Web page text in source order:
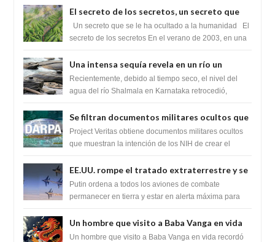
El secreto de los secretos, un secreto que
cambiaría por completo el destino de la
humanidad
Un secreto que se le ha ocultado a la humanidad El
secreto de los secretos En el verano de 2003, en una
Una intensa sequía revela en un río un
impresionante hallazgo de miles de Shiva
Lingas
Recientemente, debido al tiempo seco, el nivel del
agua del río Shalmala en Karnataka retrocedió,
Se filtran documentos militares ocultos que
muestran la intención de los NIH de crear el
SARS-CoV-2, utilizando la investigación de
Project Veritas obtiene documentos militares ocultos
que muestran la intención de los NIH de crear el
EE.UU. rompe el tratado extraterrestre y se
prepara para destruir el misterioso satélite
"Caballero Negro"
Putin ordena a todos los aviones de combate
permanecer en tierra y estar en alerta máxima para
Un hombre que visito a Baba Vanga en vida
recordó la terrible predicción de la vidente
Un hombre que visito a Baba Vanga en vida recordó